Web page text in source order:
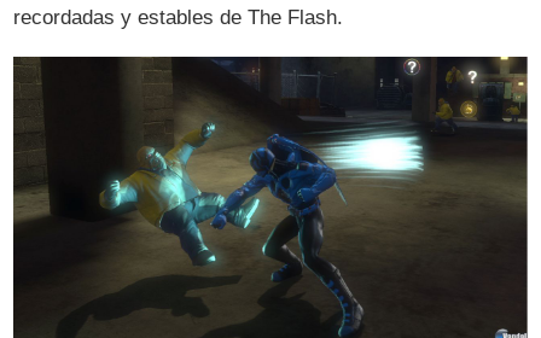
recordadas y estables de The Flash.